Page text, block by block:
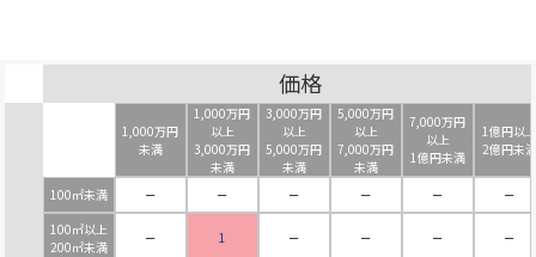
価格
1,000万円
未満
1,000万円
以上
3,000万円
未満
3,000万円
以上
5,000万円
未満
5,000万円
以上
7,000万円
未満
7,000万円
以上
1億円未満
1億円以上
2億円未満
100㎡未満 － － － － －
－
100㎡以上
200㎡未満
－ 1 － － －
－